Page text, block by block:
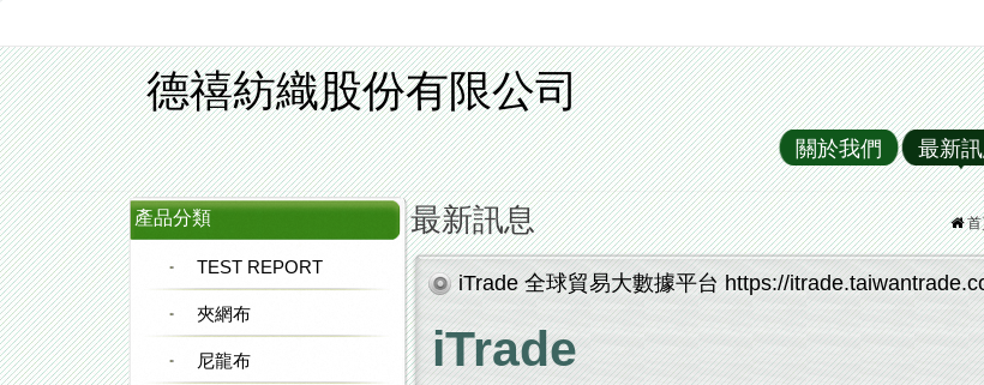
德禧紡織股份有限公司
關於我們 最新
產品分類
TEST REPORT
夾網布
尼龍布
最新訊息
iTrade 全球貿易大數據平台 https://
iTrade